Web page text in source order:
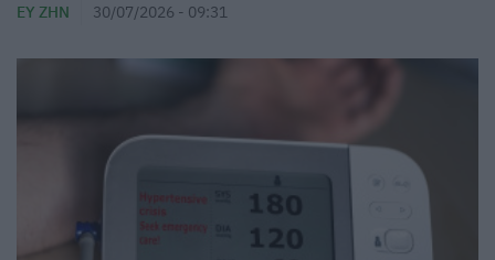
ΕΥ ΖΗΝ 30/07/2026 - 09:31